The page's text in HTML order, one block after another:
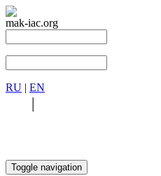
mak-iac.org
RU | EN
|
Toggle navigation